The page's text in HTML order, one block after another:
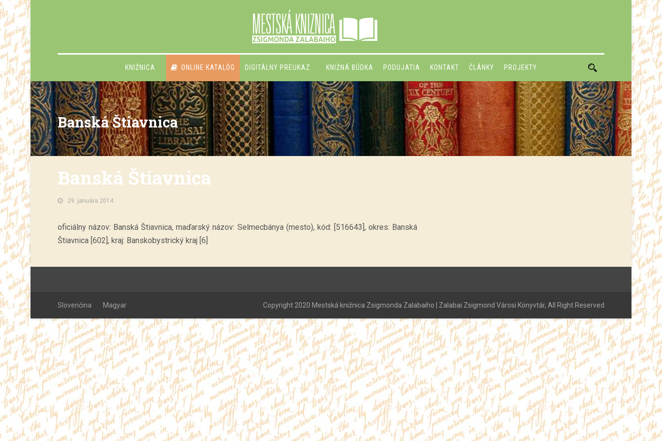
KNIŽNICA ONLINE KATALÓG DIGITÁLNY PREUKAZ KNIŽNÁ BÚDKA PODUJATIA KONTAKT ČLÁNKY PROJEKTY
Banská Štiavnica
Banská Štiavnica
29. januára 2014.
oficiálny názov: Banská Štiavnica, maďarský názov: Selmecbánya (mesto), kód: [516643], okres: Banská
Štiavnica [602], kraj: Banskobystrický kraj [6]
Slovenčina Magyar Copyright 2020 Mestská knižnica Zsigmonda Zalabaiho | Zalabai Zsigmond Városi Könyvtár, All Right Reserved